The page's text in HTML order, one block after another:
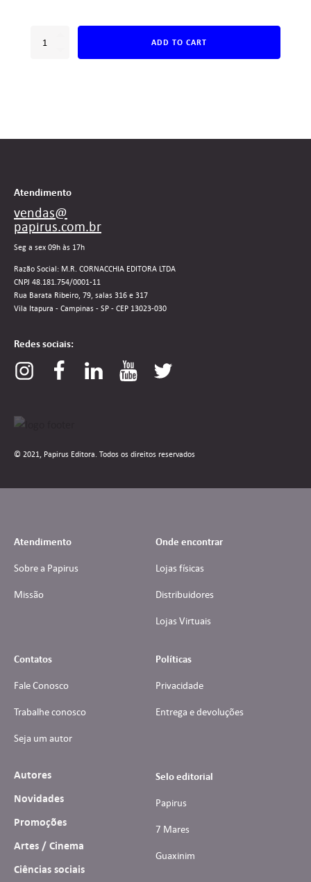
ADD TO CART
Atendimento
vendas@
papirus.com.br
Seg a sex 09h às 17h
Razão Social: M.R. CORNACCHIA EDITORA LTDA
CNPJ 48.181.754/0001-11
Rua Barata Ribeiro, 79, salas 316 e 317
Vila Itapura - Campinas - SP - CEP 13023-030
Redes sociais:
© 2021, Papirus Editora. Todos os direitos reservados
Atendimento
Sobre a Papirus
Missão
Onde encontrar
Lojas físicas
Distribuidores
Lojas Virtuais
Contatos
Fale Conosco
Trabalhe conosco
Seja um autor
Políticas
Privacidade
Entrega e devoluções
Autores
Novidades
Promoções
Artes / Cinema
Ciências sociais
Selo editorial
Papirus
7 Mares
Guaxinim